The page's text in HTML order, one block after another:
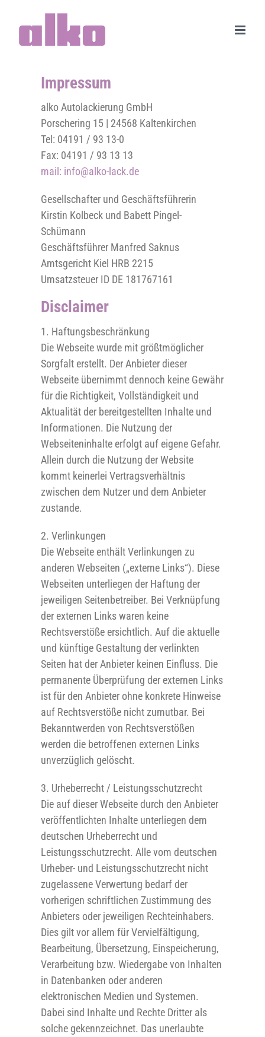
Inhalt
springen
Impressum
alko Autolackierung GmbH
Porschering 15 | 24568 Kaltenkirchen
Tel: 04191 / 93 13-0
Fax: 04191 / 93 13 13
mail: info@alko-lack.de
Gesellschafter und Geschäftsführerin
Kirstin Kolbeck und Babett Pingel-
Schümann
Geschäftsführer Manfred Saknus
Amtsgericht Kiel HRB 2215
Umsatzsteuer ID DE 181767161
Disclaimer
1. Haftungsbeschränkung
Die Webseite wurde mit größtmöglicher
Sorgfalt erstellt. Der Anbieter dieser
Webseite übernimmt dennoch keine Gewähr
für die Richtigkeit, Vollständigkeit und
Aktualität der bereitgestellten Inhalte und
Informationen. Die Nutzung der
Webseiteninhalte erfolgt auf eigene Gefahr.
Allein durch die Nutzung der Website
kommt keinerlei Vertragsverhältnis
zwischen dem Nutzer und dem Anbieter
zustande.
2. Verlinkungen
Die Webseite enthält Verlinkungen zu
anderen Webseiten („externe Links“). Diese
Webseiten unterliegen der Haftung der
jeweiligen Seitenbetreiber. Bei Verknüpfung
der externen Links waren keine
Rechtsverstöße ersichtlich. Auf die aktuelle
und künftige Gestaltung der verlinkten
Seiten hat der Anbieter keinen Einfluss. Die
permanente Überprüfung der externen Links
ist für den Anbieter ohne konkrete Hinweise
auf Rechtsverstöße nicht zumutbar. Bei
Bekanntwerden von Rechtsverstößen
werden die betroffenen externen Links
unverzüglich gelöscht.
3. Urheberrecht / Leistungsschutzrecht
Die auf dieser Webseite durch den Anbieter
veröffentlichten Inhalte unterliegen dem
deutschen Urheberrecht und
Leistungsschutzrecht. Alle vom deutschen
Urheber- und Leistungsschutzrecht nicht
zugelassene Verwertung bedarf der
vorherigen schriftlichen Zustimmung des
Anbieters oder jeweiligen Rechteinhabers.
Dies gilt vor allem für Vervielfältigung,
Bearbeitung, Übersetzung, Einspeicherung,
Verarbeitung bzw. Wiedergabe von Inhalten
in Datenbanken oder anderen
elektronischen Medien und Systemen.
Dabei sind Inhalte und Rechte Dritter als
solche gekennzeichnet. Das unerlaubte